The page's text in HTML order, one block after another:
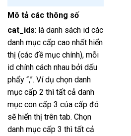
Mô tả các thông số
cat_ids: là danh sách id các
danh mục cấp cao nhất hiển
thị (các đề mục chính), mỗi
id chính cách nhau bởi dấu
phẩy “,”. Ví dụ chọn danh
mục cấp 2 thì tất cả danh
mục con cấp 3 của cấp đó
sẽ hiển thị trên tab. Chọn
danh mục cấp 3 thì tất cả